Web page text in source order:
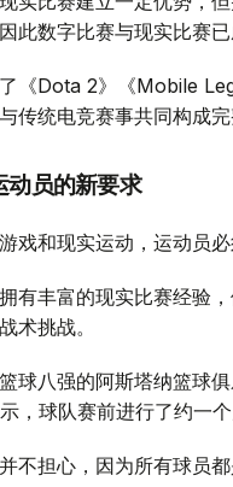
此数字比赛与现实比赛
《Dota 2》《Mobile
传统电竞赛事共同构成完
动员的新要求
戏和现实运动，运动员
有丰富的现实比赛经验
术挑战。
球八强的阿斯塔纳篮球
，球队赛前进行了约一
不担心，因为所有球员